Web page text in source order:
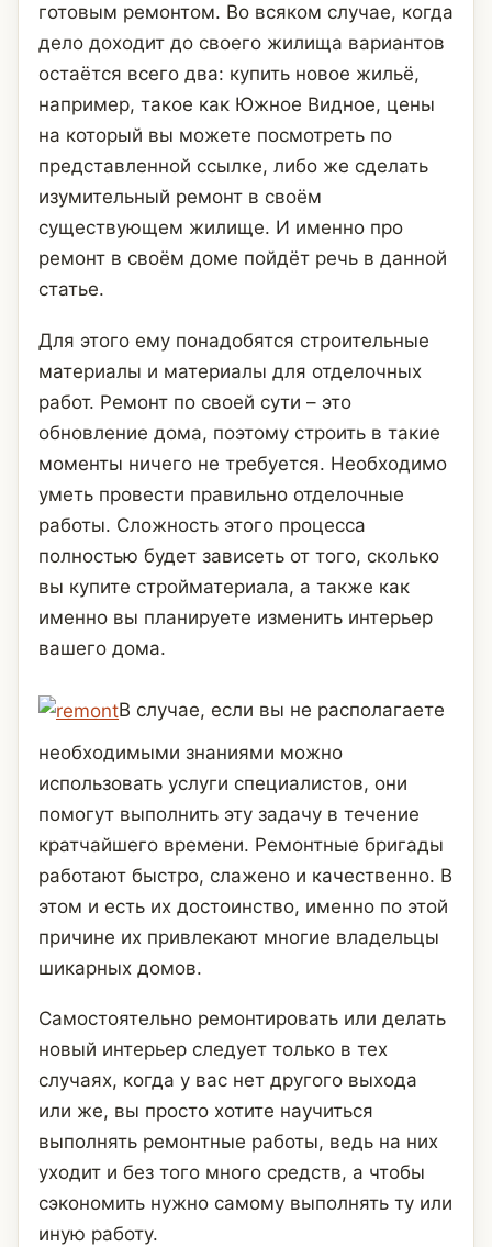
готовым ремонтом. Во всяком случае, когда
дело доходит до своего жилища вариантов
остаётся всего два: купить новое жильё,
например, такое как Южное Видное, цены
на который вы можете посмотреть по
представленной ссылке, либо же сделать
изумительный ремонт в своём
существующем жилище. И именно про
ремонт в своём доме пойдёт речь в данной
статье.
Для этого ему понадобятся строительные
материалы и материалы для отделочных
работ. Ремонт по своей сути – это
обновление дома, поэтому строить в такие
моменты ничего не требуется. Необходимо
уметь провести правильно отделочные
работы. Сложность этого процесса
полностью будет зависеть от того, сколько
вы купите стройматериала, а также как
именно вы планируете изменить интерьер
вашего дома.
В случае, если вы не располагаете
необходимыми знаниями можно
использовать услуги специалистов, они
помогут выполнить эту задачу в течение
кратчайшего времени. Ремонтные бригады
работают быстро, слажено и качественно. В
этом и есть их достоинство, именно по этой
причине их привлекают многие владельцы
шикарных домов.
Самостоятельно ремонтировать или делать
новый интерьер следует только в тех
случаях, когда у вас нет другого выхода
или же, вы просто хотите научиться
выполнять ремонтные работы, ведь на них
уходит и без того много средств, а чтобы
сэкономить нужно самому выполнять ту или
иную работу.